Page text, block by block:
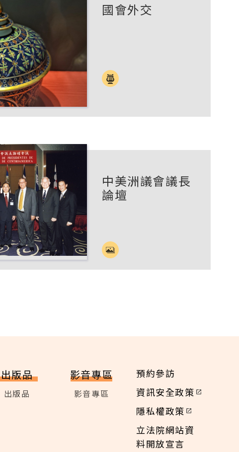
國會外交
中美洲議會議長
論壇
出版品
出版品
影音專區
影音專區
預約參訪
資訊安全政策
隱私權政策
立法院網站資
料開放宣言